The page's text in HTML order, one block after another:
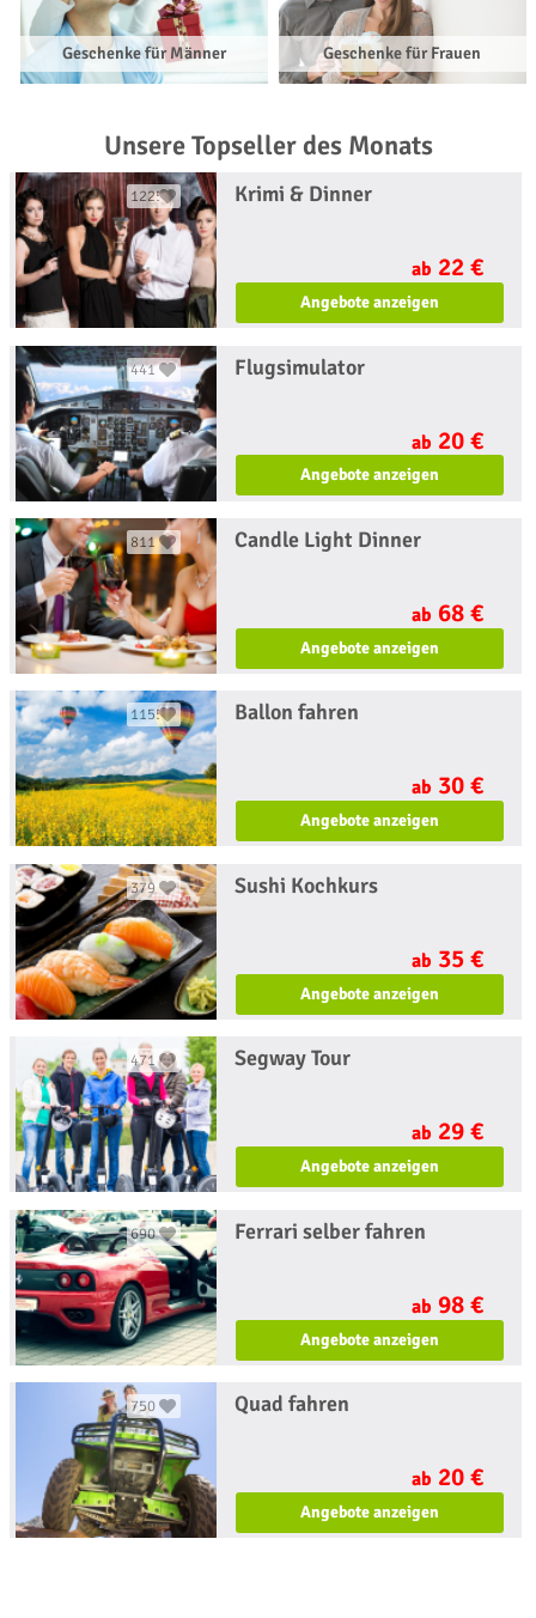
Geschenke für Männer Geschenke für Frauen
Unsere Topseller des Monats
1225 Krimi & Dinner
ab 22 €
Angebote anzeigen
441 Flugsimulator
ab 20 €
Angebote anzeigen
811 Candle Light Dinner
ab 68 €
Angebote anzeigen
1155 Ballon fahren
ab 30 €
Angebote anzeigen
379 Sushi Kochkurs
ab 35 €
Angebote anzeigen
471 Segway Tour
ab 29 €
Angebote anzeigen
690 Ferrari selber fahren
ab 98 €
Angebote anzeigen
750 Quad fahren
ab 20 €
Angebote anzeigen